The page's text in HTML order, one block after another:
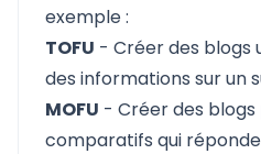
exemple :
TOFU - Créer des blogs
des informations sur un
MOFU - Créer des
comparatifs qui